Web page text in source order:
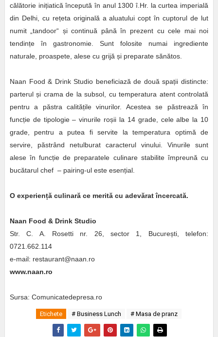
călătorie inițiatică începută în anul 1300 î.Hr. la curtea imperială
din Delhi, cu rețeta originală a aluatului copt în cuptorul de lut
numit „tandoor“ și continuă până în prezent cu cele mai noi
tendințe în gastronomie. Sunt folosite numai ingrediente
naturale, proaspete, alese cu grijă și preparate sănătos.
Naan Food & Drink Studio beneficiază de două spații distincte:
parterul și crama de la subsol, cu temperatura atent controlată
pentru a păstra calitățile vinurilor. Acestea se păstrează în
funcție de tipologie – vinurile roșii la 14 grade, cele albe la 10
grade, pentru a putea fi servite la temperatura optimă de
servire, păstrând netulburat caracterul vinului. Vinurile sunt
alese în funcție de preparatele culinare stabilite împreună cu
bucătarul chef – pairing-ul este esențial.
O experiență culinară ce merită cu adevărat încercată.
Naan Food & Drink Studio
Str. C. A. Rosetti nr. 26, sector 1, București, telefon:
0721.662.114
e-mail: restaurant@naan.ro
www.naan.ro
Sursa: Comunicatedepresa.ro
Etichete # Business Lunch # Masa de pranz